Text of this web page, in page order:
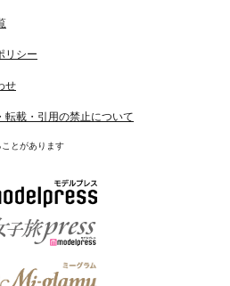
リシー
せ
載・引用の禁止について
とがあります